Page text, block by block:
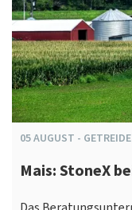
05AUGUST -
Mais: StoneX